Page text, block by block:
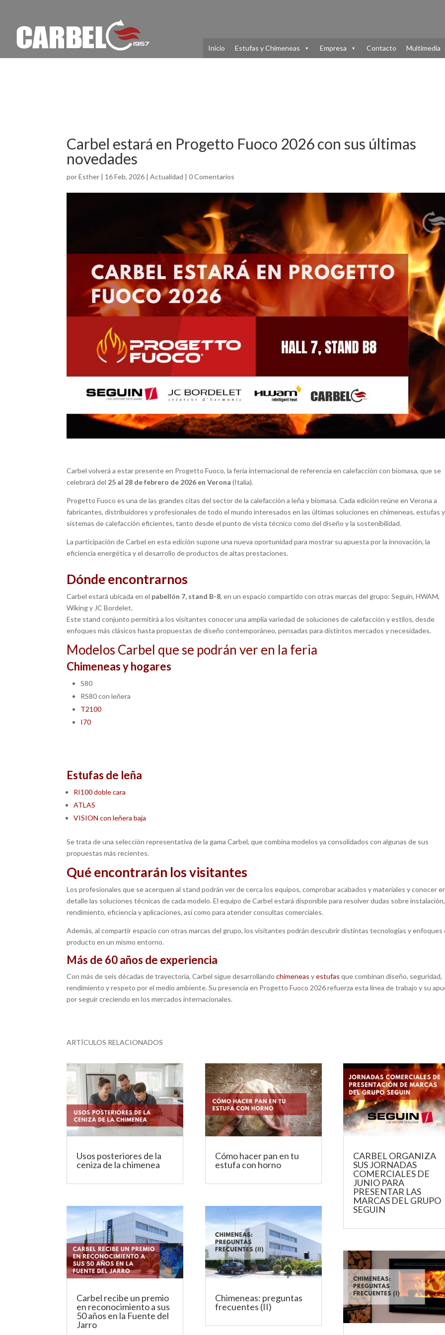
Inicio Estufas y Chimeneas Empresa Contacto Multimedia
Carbel estará en Progetto Fuoco 2026 con sus últimas
novedades
porEsther | 16 Feb, 2026 |Actualidad |0 Comentarios
Carbel volverá a estar presente en Progetto Fuoco, la feria internacional de referencia en calefacción con biomasa, que se
celebrará del 25 al 28 de febrero de 2026 en Verona (Italia).
Progetto Fuoco es una de las grandes citas del sector de la calefacción a leña y biomasa. Cada edición reúne en Verona a
fabricantes, distribuidores y profesionales de todo el mundo interesados en las últimas soluciones en chimeneas, estufas y
sistemas de calefacción eficientes, tanto desde el punto de vista técnico como del diseño y la sostenibilidad.
La participación de Carbel en esta edición supone una nueva oportunidad para mostrar su apuesta por la innovación, la
eficiencia energética y el desarrollo de productos de altas prestaciones.
Dónde encontrarnos
Carbel estará ubicada en el pabellón 7, stand B-8, en un espacio compartido con otras marcas del grupo: Seguin, HWAM,
Wiking y JC Bordelet.
Este stand conjunto permitirá a los visitantes conocer una amplia variedad de soluciones de calefacción y estilos, desde
enfoques más clásicos hasta propuestas de diseño contemporáneo, pensadas para distintos mercados y necesidades.
Modelos Carbel que se podrán ver en la feria
Chimeneas y hogares
S80
RS80 con leñera
T2100
I70
Estufas de leña
RI100 doble cara
ATLAS
VISION con leñera baja
Se trata de una selección representativa de la gama Carbel, que combina modelos ya consolidados con algunas de sus
propuestas más recientes.
Qué encontrarán los visitantes
Los profesionales que se acerquen al stand podrán ver de cerca los equipos, comprobar acabados y materiales y conocer
detalle las soluciones técnicas de cada modelo. El equipo de Carbel estará disponible para resolver dudas sobre instalación,
rendimiento, eficiencia y aplicaciones, así como para atender consultas comerciales.
Además, al compartir espacio con otras marcas del grupo, los visitantes podrán descubrir distintas tecnologías y enfoques
producto en un mismo entorno.
Más de 60 años de experiencia
Con más de seis décadas de trayectoria, Carbel sigue desarrollandochimeneas yestufas que combinan diseño, seguridad,
rendimiento y respeto por el medio ambiente. Su presencia en Progetto Fuoco 2026 refuerza esta línea de trabajo y su
por seguir creciendo en los mercados internacionales.
ARTÍCULOS RELACIONADOS
Usos posteriores de la
ceniza de la chimenea
Carbel recibe un premio
en reconocimiento a sus
50 años en la Fuente del
Jarro
Cómo hacer pan en tu
estufa con horno
Chimeneas: preguntas
frecuentes (II)
CARBEL ORGANIZA
SUS JORNADAS
COMERCIALES DE
JUNIO PARA
PRESENTAR LAS
MARCAS DEL GRUPO
SEGUIN